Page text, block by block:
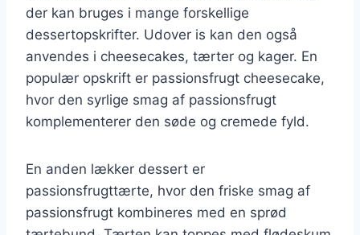
der kan bruges i mange forskellige
dessertopskrifter. Udover is kan den også
anvendes i cheesecakes, tærter og kager. En
populær opskrift er passionsfrugt cheesecake,
hvor den syrlige smag af passionsfrugt
komplementerer den søde og cremede fyld.
En anden lækker dessert er
passionsfrugttærte, hvor den friske smag af
passionsfrugt kombineres med en sprød